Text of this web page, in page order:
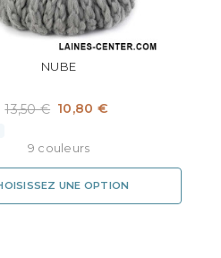
NUBE
13,50 € 10,80 €
9 couleurs
UNE OPTION